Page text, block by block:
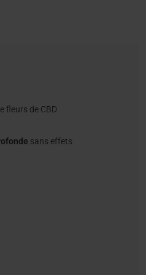
fleurs de CBD
sans effets